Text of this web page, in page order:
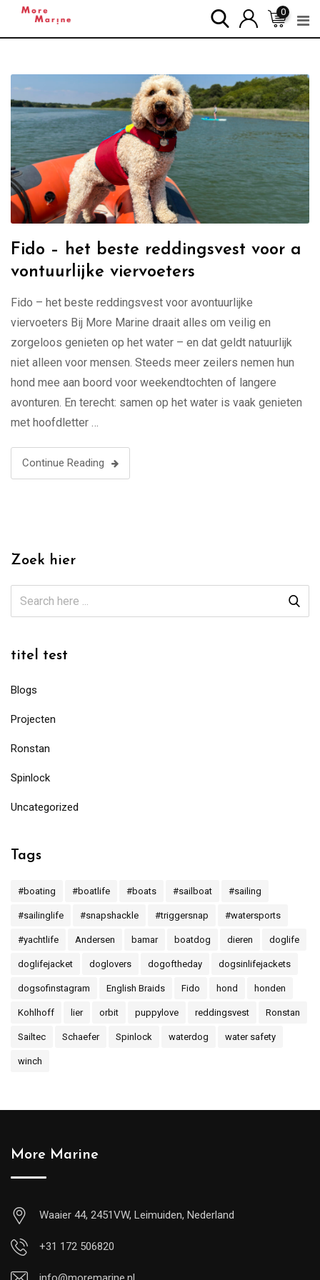
0
Fido – het beste reddingsvest voor a
vontuurlijke viervoeters
Fido – het beste reddingsvest voor avontuurlijke
viervoeters Bij More Marine draait alles om veilig en
zorgeloos genieten op het water – en dat geldt natuurlijk
niet alleen voor mensen. Steeds meer zeilers nemen hun
hond mee aan boord voor weekendtochten of langere
avonturen. En terecht: samen op het water is vaak genieten
met hoofdletter …
Continue Reading
Zoek hier
titel test
Blogs
Projecten
Ronstan
Spinlock
Uncategorized
Tags
#boating #boatlife #boats #sailboat #sailing
#sailinglife #snapshackle #triggersnap #watersports
#yachtlife Andersen bamar boatdog dieren doglife
doglifejacket doglovers dogoftheday dogsinlifejackets
dogsofinstagram English Braids Fido hond honden
Kohlhoff lier orbit puppylove reddingsvest Ronstan
Sailtec Schaefer Spinlock waterdog water safety
winch
More Marine
Waaier 44, 2451VW, Leimuiden, Nederland
+31 172 506820